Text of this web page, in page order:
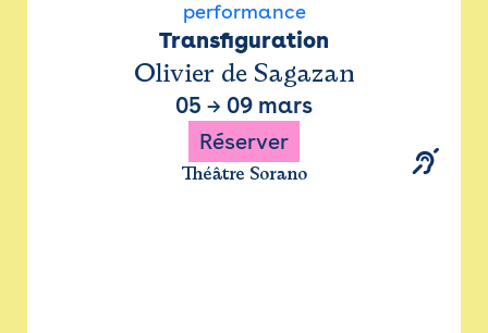
performance
Transfiguration
Olivier de Sagazan
05 → 09 mars
Réserver
Théâtre Sorano